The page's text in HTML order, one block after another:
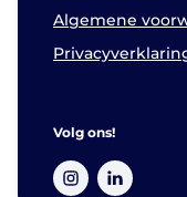
Algemene
Volg ons!